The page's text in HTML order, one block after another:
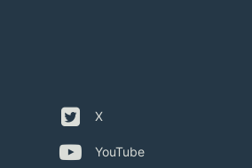
X
YouTube